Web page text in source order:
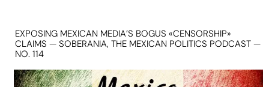
EXPOSING MEXICAN MEDIA’S BOGUS «CENSORSHIP»
CLAIMS — SOBERANIA, THE MEXICAN POLITICS PODCAST —
NO. 114